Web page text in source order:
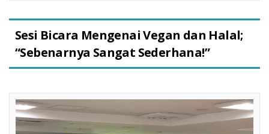
Sesi Bicara Mengenai Vegan dan Halal;
“Sebenarnya Sangat Sederhana!”